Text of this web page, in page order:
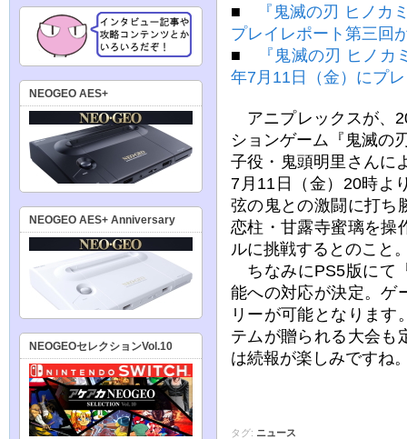
■
『鬼滅の刃 ヒノカ
プレイレポート第三回
■
『鬼滅の刃 ヒノ
年7月11日（金）にプ
アニプレックスが、
ションゲーム『鬼滅の
子役・鬼頭明里さんに
7月11日（金）20時よ
弦の鬼との激闘に打ち
恋柱・甘露寺蜜璃を操
ルに挑戦するとのこと
ちなみにPS5版にて
能への対応が決定。ゲ
リーが可能となります
テムが贈られる大会も
は続報が楽しみですね
タグ: ニュース
NEOGEO AES+
NEOGEO AES+ Anniversary
NEOGEOセレクションVol.10